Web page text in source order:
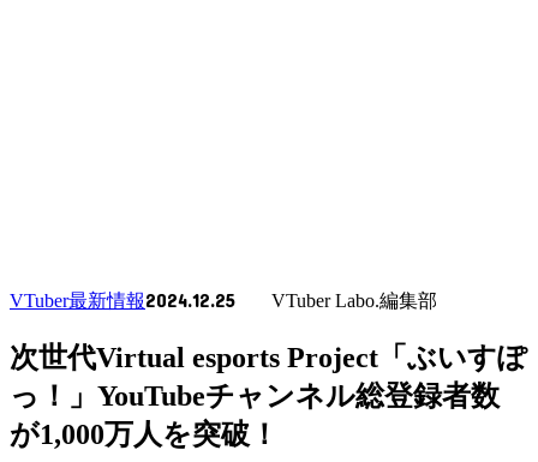
VTuber最新情報2024.12.25 VTuber Labo.編集部
次世代Virtual esports Project「ぶいすぽ
っ！」YouTubeチャンネル総登録者数
が1,000万人を突破！